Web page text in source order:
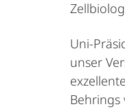
Uni-
unser